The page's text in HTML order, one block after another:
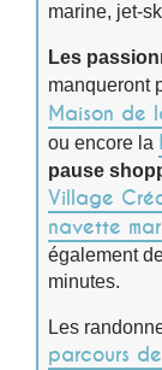
marine, jet-
Les
manqueront
Maison de
ou encore la
pause
Village
navette
également
minutes.
Les
parcours